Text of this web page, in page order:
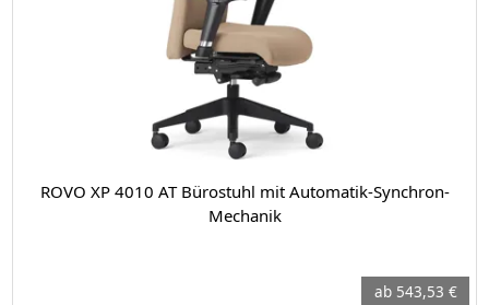
ROVO XP 4010 AT Bürostuhl mit Automatik-Synchron-
Mechanik
ab 543,53 €